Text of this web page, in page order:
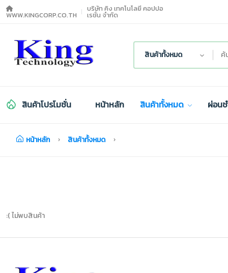
WWW.KINGCORP.CO.TH
บริษัท คิง เทคโนโลยี คอปปอ
เรชั่น จำกัด
สินค้าทั้งหมด
สินค้าโปรโมชั่น หน้าหลัก สินค้าทั้งหมด ผ่อน
หน้าหลัก สินค้าทั้งหมด
:( ไม่พบสินค้า